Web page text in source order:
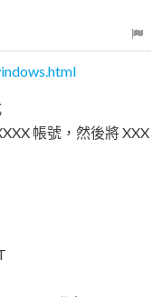
帳號，然後將 XXX